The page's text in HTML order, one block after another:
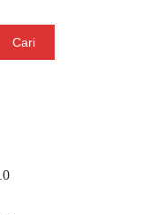
Cari